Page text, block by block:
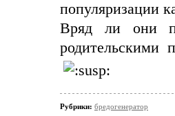
популяризации
Вряд ли они
родительскими
Рубрики: бредогенератор